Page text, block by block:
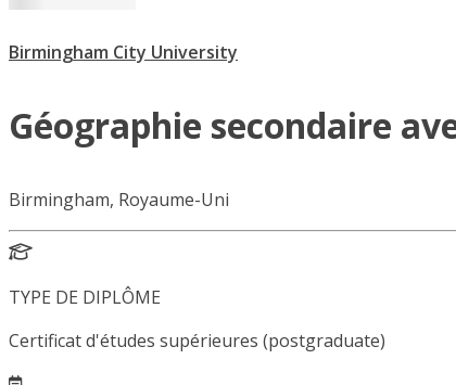
Birmingham City University
Géographie secondaire
Birmingham, Royaume-Uni
TYPE DE DIPLÔME
Certificat d'études supérieures (postgraduate)